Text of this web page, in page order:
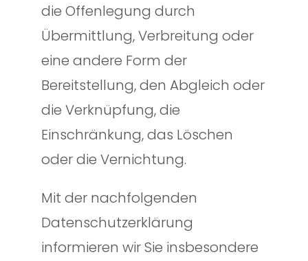
die Offenlegung durch
Übermittlung, Verbreitung oder
eine andere Form der
Bereitstellung, den Abgleich oder
die Verknüpfung, die
Einschränkung, das Löschen
oder die Vernichtung.
Mit der nachfolgenden
Datenschutzerklärung
informieren wir Sie insbesondere